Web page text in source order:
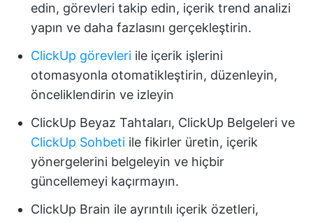
edin, görevleri takip edin, içerik trend analizi
yapın ve daha fazlasını gerçekleştirin.
ClickUp görevleri ile içerik işlerini
otomasyonla otomatikleştirin, düzenleyin,
önceliklendirin ve izleyin
ClickUp Beyaz Tahtaları, ClickUp Belgeleri ve
ClickUp Sohbeti ile fikirler üretin, içerik
yönergelerini belgeleyin ve hiçbir
güncellemeyi kaçırmayın.
ClickUp Brain ile ayrıntılı içerik özetleri,